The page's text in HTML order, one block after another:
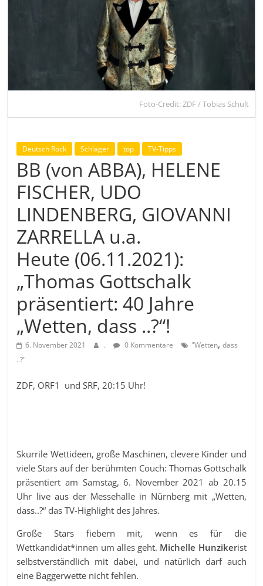
Foto-Credit: ZDF / Tobias Schult
Deutsch Rock Schlager top TV-Tipps
BB (von ABBA), HELENE
FISCHER, UDO
LINDENBERG, GIOVANNI
ZARRELLA u.a.
Heute (06.11.2021):
„Thomas Gottschalk
präsentiert: 40 Jahre
„Wetten, dass ..?“!
6. November 2021 . 0 Kommentare "Wetten,dass
..?"
ZDF, ORF1 und SRF, 20:15 Uhr!
Skurrile Wettideen, große Maschinen, clevere Kinder und
viele Stars auf der berühmten Couch: Thomas Gottschalk
präsentiert am Samstag, 6. November 2021 ab 20.15
Uhr live aus der Messehalle in Nürnberg mit „Wetten,
dass..?“ das TV-Highlight des Jahres.
Große Stars fiebern mit, wenn es für die
Wettkandidat*innen um alles geht. Michelle Hunzikerist
selbstverständlich mit dabei, und natürlich darf auch
eine Baggerwette nicht fehlen.